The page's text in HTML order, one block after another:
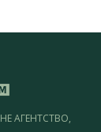
АГЕНТСТВО,